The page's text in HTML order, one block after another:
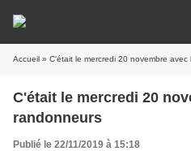
Accueil » C'était le mercredi 20 novembre avec
C'était le mercredi 20
randonneurs
Publié le 22/11/2019 à 15:18